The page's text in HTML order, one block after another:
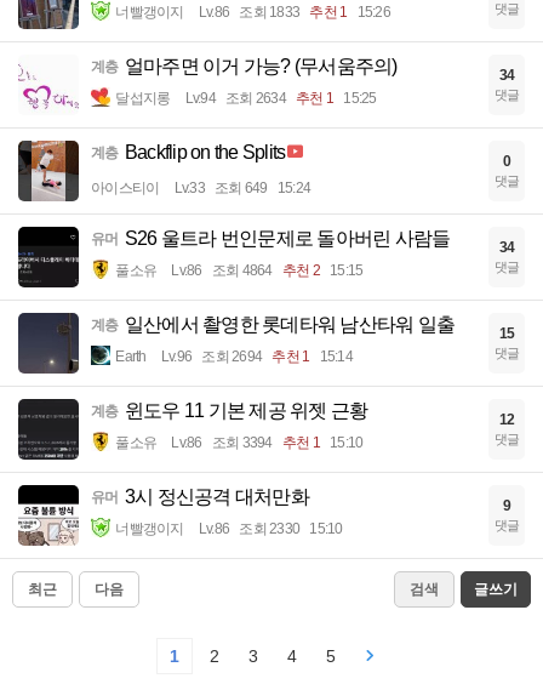
너빨갱이지 Lv.86 조회 1833 추천 1 15:26 댓글
계층 얼마주면 이거 가능? (무서움주의)
달섭지롱 Lv.94 조회 2634 추천 1 15:25
34
댓글
계층 Backflip on the Splits
아이스티이 Lv.33 조회 649 15:24
0
댓글
유머 S26 울트라 번인문제로 돌아버린 사람들
풀소유 Lv.86 조회 4864 추천 2 15:15
34
댓글
계층 일산에서 촬영한 롯데타워 남산타워 일출
Earth Lv.96 조회 2694 추천 1 15:14
15
댓글
계층 윈도우 11 기본 제공 위젯 근황
풀소유 Lv.86 조회 3394 추천 1 15:10
12
댓글
유머 3시 정신공격 대처만화
너빨갱이지 Lv.86 조회 2330 15:10
9
댓글
최근 다음 검색 글쓰기
1 2 3 4 5